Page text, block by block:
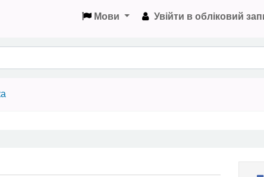
Мови Увійти в обліковий